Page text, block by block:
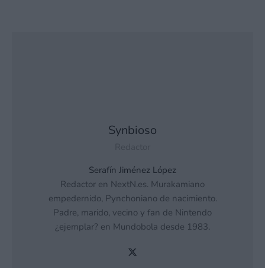
Synbioso
Serafín Jiménez López
Redactor en NextN.es. Murakamiano
empedernido, Pynchoniano de nacimiento.
Padre, marido, vecino y fan de Nintendo
¿ejemplar? en Mundobola desde 1983.